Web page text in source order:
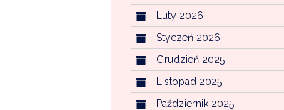
Luty 2026
Styczeń 2026
Grudzień 2025
Listopad 2025
Październik 2025